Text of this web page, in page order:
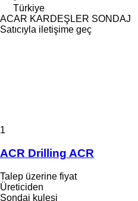
Türkiye
ACAR KARDEŞLER SONDAJ
Satıcıyla iletişime geç
1
ACR Drilling ACR
Talep üzerine fiyat
Üreticiden
Sondaj kulesi